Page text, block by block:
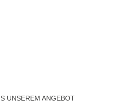
UNSEREM ANGEBOT